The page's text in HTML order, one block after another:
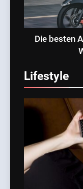
Die besten
Lifestyle